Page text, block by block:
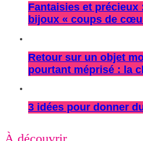
Fantaisies et précieux
bijoux « coups de
Retour sur un objet
pourtant méprisé : la
3 idées pour donner